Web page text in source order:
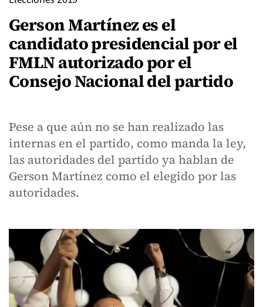
Gerson Martínez es el
candidato presidencial por el
FMLN autorizado por el
Consejo Nacional del partido
Pese a que aún no se han realizado las
internas en el partido, como manda la ley,
las autoridades del partido ya hablan de
Gerson Martínez como el elegido por las
autoridades.